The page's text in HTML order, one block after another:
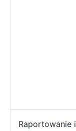
Raportowanie i